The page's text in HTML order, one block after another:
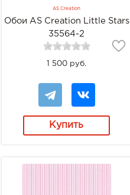
AS Creation
Обои AS Creation Little Stars
35564-2
1 500 руб.
Купить